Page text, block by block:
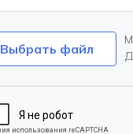
Выбрать файл